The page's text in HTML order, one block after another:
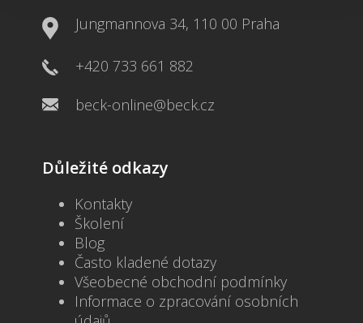
Jungmannova 34, 110 00 Praha
+420 733 661 882
beck-online@beck.cz
Důležité odkazy
Kontakty
Školení
Blog
Často kladené dotazy
Všeobecné obchodní podmínky
Informace o zpracování osobních